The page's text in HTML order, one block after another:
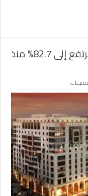
إشغال فنادق المدينة المنورة ترتفع إلى 82.7% منذ
إشغال
فنادق
المدينة
المنورة
ترتفع
إلى
82.7%
منذ
منتصف
يناير
مغلقة